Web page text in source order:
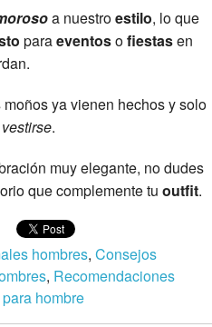
a nuestroestilo, lo que
paraeventosofiestasen
moños ya vienen hechos y solo
vestirse.
muy elegante, no dudes
que complemente tu outfit.
hombres, Consejos
, Recomendaciones
hombre